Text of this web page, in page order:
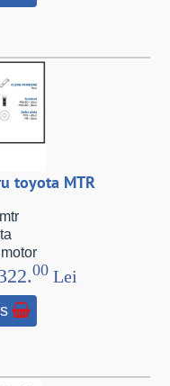
toyota MTR
00 Lei